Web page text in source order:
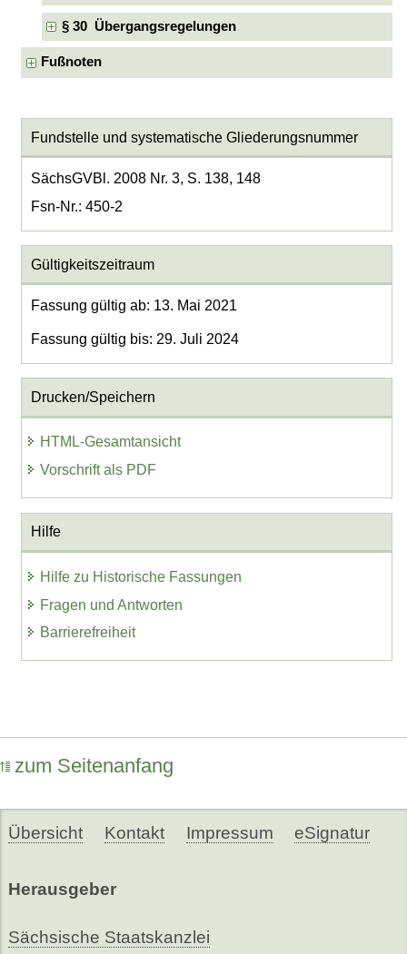
§ 30 Übergangsregelungen
Fußnoten
Fundstelle und systematische Gliederungsnummer
SächsGVBl. 2008 Nr. 3, S. 138, 148
Fsn-Nr.: 450-2
Gültigkeitszeitraum
Fassung gültig ab: 13. Mai 2021
Fassung gültig bis: 29. Juli 2024
Drucken/Speichern
HTML-Gesamtansicht
Vorschrift als PDF
Hilfe
Hilfe zu Historische Fassungen
Fragen und Antworten
Barrierefreiheit
zum Seitenanfang
Übersicht Kontakt Impressum eSignatur
Herausgeber
Sächsische Staatskanzlei